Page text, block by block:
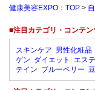
健康美容EXPO：TOP >
■注目カテゴリ・コンテン
スキンケア 男性化粧品
ゲン ダイエット エス
テイン ブルーベリー